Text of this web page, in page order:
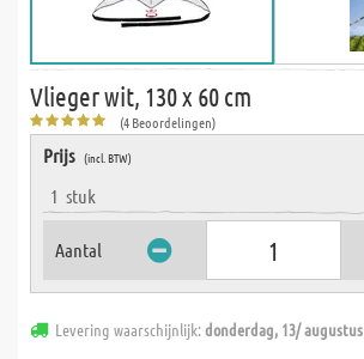
Vlieger wit, 130 x 60 cm
(4 Beoordelingen)
Prijs (incl. BTW)
1 stuk
Aantal
Levering waarschijnlijk:donderdag, 13/ augustus